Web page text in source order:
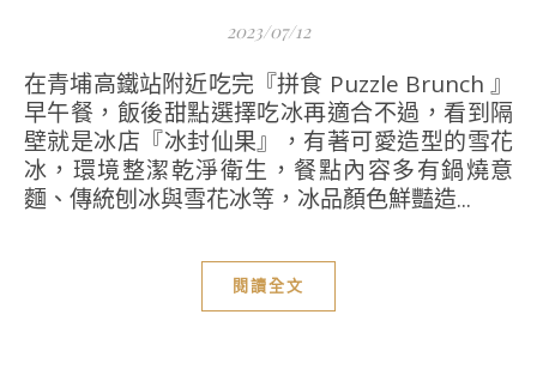
2023/07/12
在青埔高鐵站附近吃完『拼食 Puzzle Brunch 』
早午餐，飯後甜點選擇吃冰再適合不過，看到隔
壁就是冰店『冰封仙果』，有著可愛造型的雪花
冰，環境整潔乾淨衛生，餐點內容多有鍋燒意
麵、傳統刨冰與雪花冰等，冰品顏色鮮豔造...
閱讀全文